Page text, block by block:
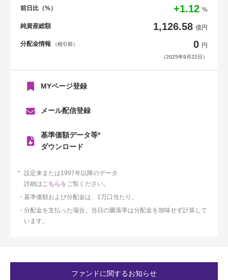
前日比（%） +1.12 %
純資産総額 1,126.58 億円
分配金情報 （税引前） 0 円
（2025年9月22日）
MYページ登録
メール配信登録
基準価額データ等*
ダウンロード
設定来または1997年以降のデータ
詳細はこちら をご覧ください。
基準価額および分配金は、1万口当たり。
分配金を支払った場合、当日の騰落率は分配金を加味せず計算して
います。
ファンドに関するお知らせ